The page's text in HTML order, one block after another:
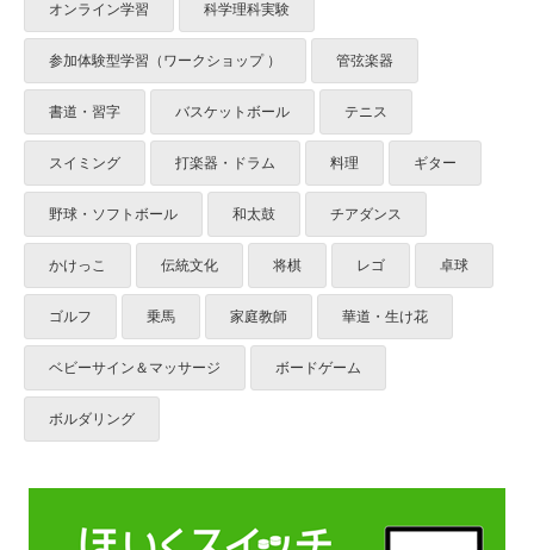
オンライン学習 科学理科実験
参加体験型学習（ワークショップ ） 管弦楽器
書道・習字 バスケットボール テニス
スイミング 打楽器・ドラム 料理 ギター
野球・ソフトボール 和太鼓 チアダンス
かけっこ 伝統文化 将棋 レゴ 卓球
ゴルフ 乗馬 家庭教師 華道・生け花
ベビーサイン＆マッサージ ボードゲーム
ボルダリング